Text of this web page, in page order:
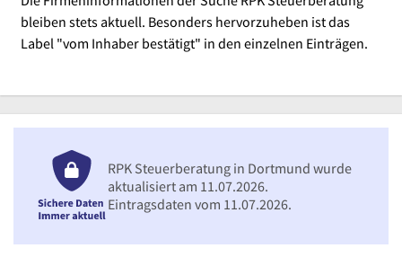
bleiben stets aktuell. Besonders hervorzuheben ist das
Label "vom Inhaber bestätigt" in den einzelnen Einträgen.
RPK Steuerberatung in Dortmund wurde
aktualisiert am 11.07.2026.
Eintragsdaten vom 11.07.2026.